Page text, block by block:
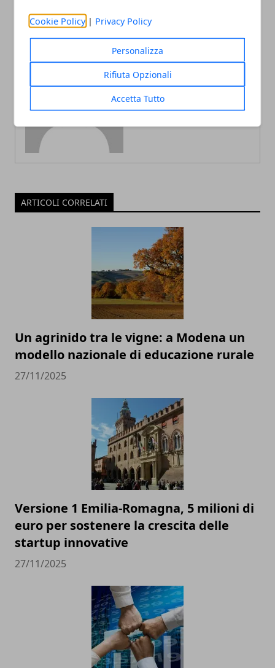
Cookie Policy | Privacy Policy
Personalizza
Rifiuta Opzionali
Accetta Tutto
Redazione
ARTICOLI CORRELATI
Un agrinido tra le vigne: a Modena un
modello nazionale di educazione rurale
27/11/2025
Versione 1 Emilia-Romagna, 5 milioni di
euro per sostenere la crescita delle
startup innovative
27/11/2025